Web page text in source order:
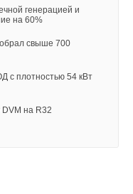
генерацией и
на 60%
свыше 700
с плотностью 54 кВт
DVM на R32